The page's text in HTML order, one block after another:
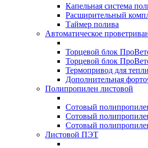
Капельная система
Расширительный
Таймер полива
Автоматическое
Торцевой блок
Торцевой блок
Термопривод для
Дополнительная
Полипропилен листовой
Сотовый
Сотовый
Сотовый
Листовой ПЭТ